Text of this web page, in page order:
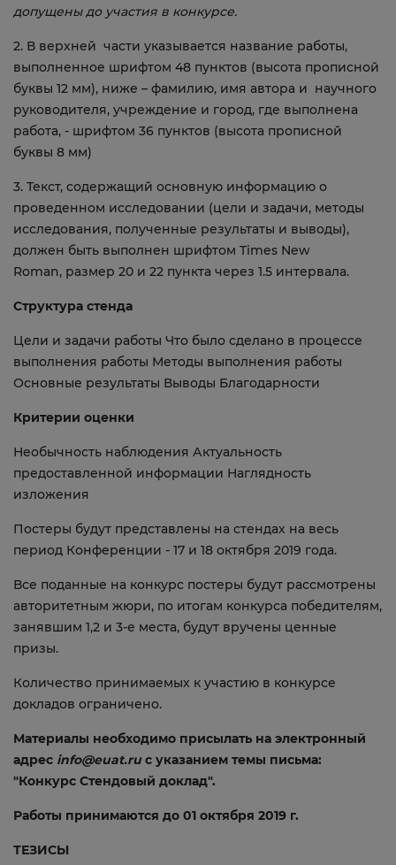
допущены до участия в конкурсе.
2. В верхней части указывается название работы,
выполненное шрифтом 48 пунктов (высота прописной
буквы 12 мм), ниже – фамилию, имя автора и научного
руководителя, учреждение и город, где выполнена
работа, - шрифтом 36 пунктов (высота прописной
буквы 8 мм)
3. Текст, содержащий основную информацию о
проведенном исследовании (цели и задачи, методы
исследования, полученные результаты и выводы),
должен быть выполнен шрифтом Times New
Roman, размер 20 и 22 пункта через 1.5 интервала.
Структура стенда
Цели и задачи работы Что было сделано в процессе
выполнения работы Методы выполнения работы
Основные результаты Выводы Благодарности
Критерии оценки
Необычность наблюдения Актуальность
предоставленной информации Наглядность
изложения
Постеры будут представлены на стендах на весь
период Конференции - 17 и 18 октября 2019 года.
Все поданные на конкурс постеры будут рассмотрены
авторитетным жюри, по итогам конкурса победителям,
занявшим 1,2 и 3-е места, будут вручены ценные
призы.
Количество принимаемых к участию в конкурсе
докладов ограничено.
Материалы необходимо присылать на электронный
адрес info@euat.ruс указанием темы письма:
"Конкурс Стендовый доклад".
Работы принимаются до 01 октября 2019 г.
ТЕЗИСЫ